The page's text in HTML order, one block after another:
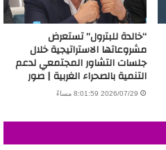
“خالدة للبترول” تستعرض
مشروعاتها الاستراتيجية خلال
جلسات التشاور المجتمعي لدعم
التنمية بالصحراء الغربية | صور
2026/07/29 8:01:59 مساءً